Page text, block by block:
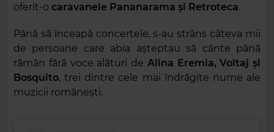
oferit-o caravanele Pananarama și Retroteca.
Până să înceapă concertele, s-au strâns câteva mii
de persoane care abia așteptau să cânte până
rămân fără voce alături de Alina Eremia, Voltaj și
Bosquito, trei dintre cele mai îndrăgite nume ale
muzicii românești.